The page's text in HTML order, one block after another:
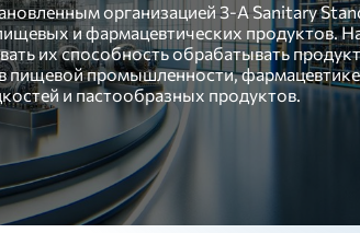
организацией 3-A Sanitary
и фармацевтических продуктов.
их способность обрабатывать
пищевой промышленности,
и пастообразных продуктов.